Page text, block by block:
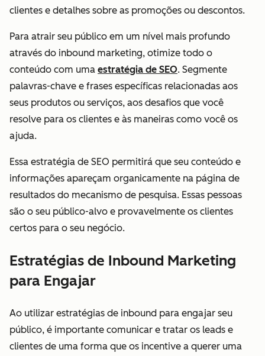
clientes e detalhes sobre as promoções ou descontos.
Para atrair seu público em um nível mais profundo
através do inbound marketing, otimize todo o
conteúdo com uma estratégia de SEO. Segmente
palavras-chave e frases específicas relacionadas aos
seus produtos ou serviços, aos desafios que você
resolve para os clientes e às maneiras como você os
ajuda.
Essa estratégia de SEO permitirá que seu conteúdo e
informações apareçam organicamente na página de
resultados do mecanismo de pesquisa. Essas pessoas
são o seu público-alvo e provavelmente os clientes
certos para o seu negócio.
Estratégias de Inbound Marketing
para Engajar
Ao utilizar estratégias de inbound para engajar seu
público, é importante comunicar e tratar os leads e
clientes de uma forma que os incentive a querer uma